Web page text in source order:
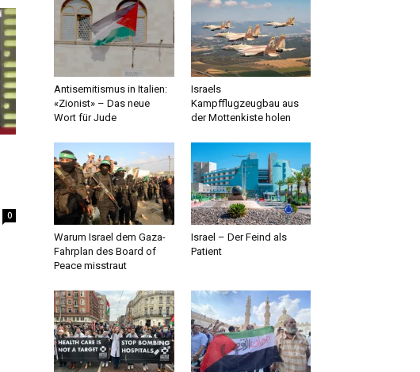
0
Antisemitismus in Italien:
«Zionist» – Das neue
Wort für Jude
Israels
Kampfflugzeugbau aus
der Mottenkiste holen
Warum Israel dem Gaza-
Fahrplan des Board of
Peace misstraut
Israel – Der Feind als
Patient